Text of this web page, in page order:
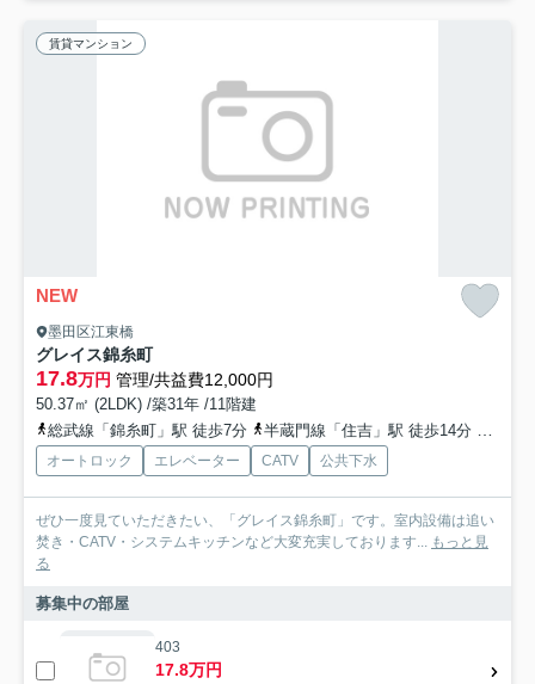
賃貸マンション
NEW
墨田区江東橋
グレイス錦糸町
17.8万円 管理/共益費12,000円
50.37㎡ (2LDK) /築31年 /11階建
総武線「錦糸町」駅 徒歩7分
半蔵門線「住吉」駅 徒歩14分
オートロック エレベーター CATV 公共下水
ぜひ一度見ていただきたい、「グレイス錦糸町」です。室内設備は追い
焚き・CATV・システムキッチンなど大変充実しております... もっと見
る
募集中の部屋
403
17.8万円